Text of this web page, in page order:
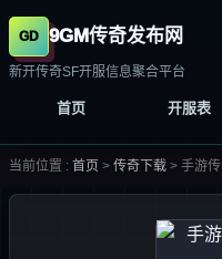
9GM传奇发布网
新开传奇SF开服信息聚合平台
首页 开服表
当前位置 : 首页 > 传奇下载 > 手游